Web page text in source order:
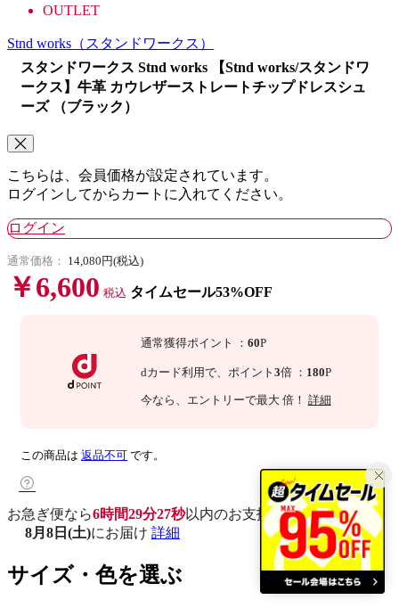
OUTLET
Stnd works （スタンドワークス）
スタンドワークス Stnd works 【Stnd works/スタンドワ
ークス】牛革 カウレザーストレートチップドレスシュ
ーズ （ブラック）
こちらは、会員価格が設定されています。
ログインしてからカートに入れてください。
ログイン
通常価格： 14,080円(税込)
￥6,600 税込 タイムセール53%OFF
通常獲得ポイント ： 60P
dカード利用で、 ポイント 3倍 ： 180P
今なら 、エントリーで最大 倍！ 詳細
この商品は 返品不可 です。
お急ぎ便なら6時間29分26秒以内のお支払いで
8月8日(土)にお届け 詳細
サイズ・色を選ぶ